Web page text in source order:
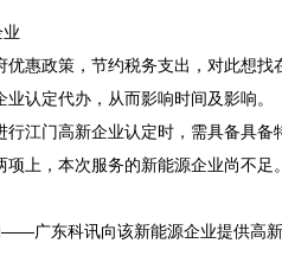
业
优惠政策，节约税务支出，对此想
认定代办，从而影响时间及影响。
行江门高新企业认定时，需具备具
项上，本次服务的新能源企业尚不足
广东科讯向该新能源企业提供高